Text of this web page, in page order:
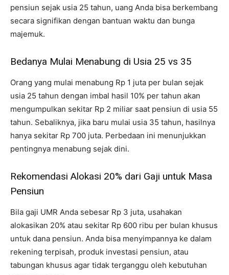
pensiun sejak usia 25 tahun, uang Anda bisa berkembang
secara signifikan dengan bantuan waktu dan bunga
majemuk.
Bedanya Mulai Menabung di Usia 25 vs 35
Orang yang mulai menabung Rp 1 juta per bulan sejak
usia 25 tahun dengan imbal hasil 10% per tahun akan
mengumpulkan sekitar Rp 2 miliar saat pensiun di usia 55
tahun. Sebaliknya, jika baru mulai usia 35 tahun, hasilnya
hanya sekitar Rp 700 juta. Perbedaan ini menunjukkan
pentingnya menabung sejak dini.
Rekomendasi Alokasi 20% dari Gaji untuk Masa
Pensiun
Bila gaji UMR Anda sebesar Rp 3 juta, usahakan
alokasikan 20% atau sekitar Rp 600 ribu per bulan khusus
untuk dana pensiun. Anda bisa menyimpannya ke dalam
rekening terpisah, produk investasi pensiun, atau
tabungan khusus agar tidak terganggu oleh kebutuhan